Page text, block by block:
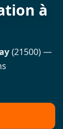
à
(21500) —